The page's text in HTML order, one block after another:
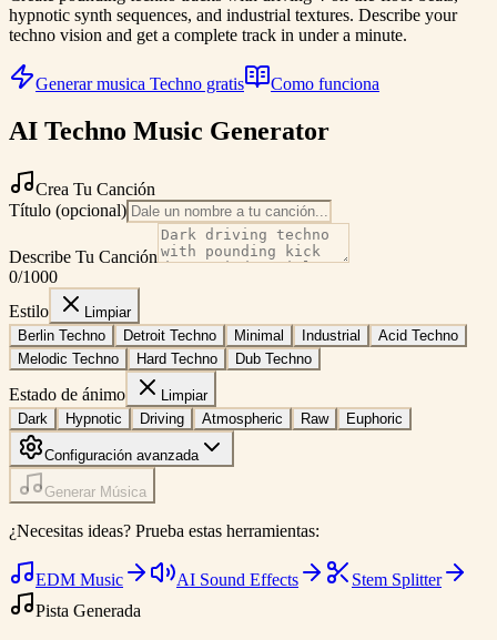
hypnotic synth sequences, and industrial textures. Describe your
techno vision and get a complete track in under a minute.
Generar musica Techno gratis Como funciona
AI Techno Music Generator
Crea Tu Canción
Título (opcional)
Describe Tu Canción
0/1000
Estilo
Limpiar
Berlin Techno
Detroit Techno Minimal Industrial
Acid Techno
Melodic Techno
Hard Techno Dub Techno
Estado de ánimo
Limpiar
Dark
Hypnotic Driving Atmospheric Raw Euphoric
Configuración avanzada
Generar Música
¿Necesitas ideas? Prueba estas herramientas:
EDM Music AI Sound Effects
Stem Splitter
Pista Generada